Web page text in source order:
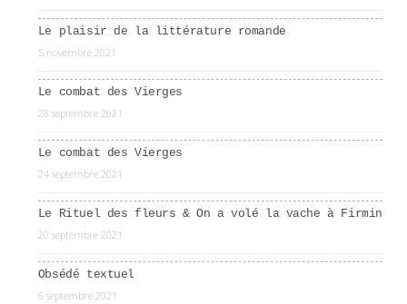
Le plaisir de la littérature romande
5 novembre 2021
Le combat des Vierges
28 septembre 2021
Le combat des Vierges
24 septembre 2021
Le Rituel des fleurs & On a volé la vache à Firmin
20 septembre 2021
Obsédé textuel
6 septembre 2021